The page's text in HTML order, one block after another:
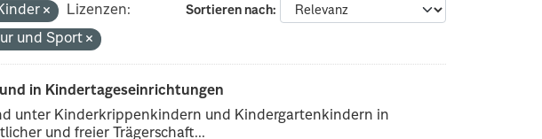
Sortieren nach
Lizenzen:
und Sport
in Kindertageseinrichtungen
unter Kinderkrippenkindern und Kindergartenkindern in
und freier Trägerschaft...